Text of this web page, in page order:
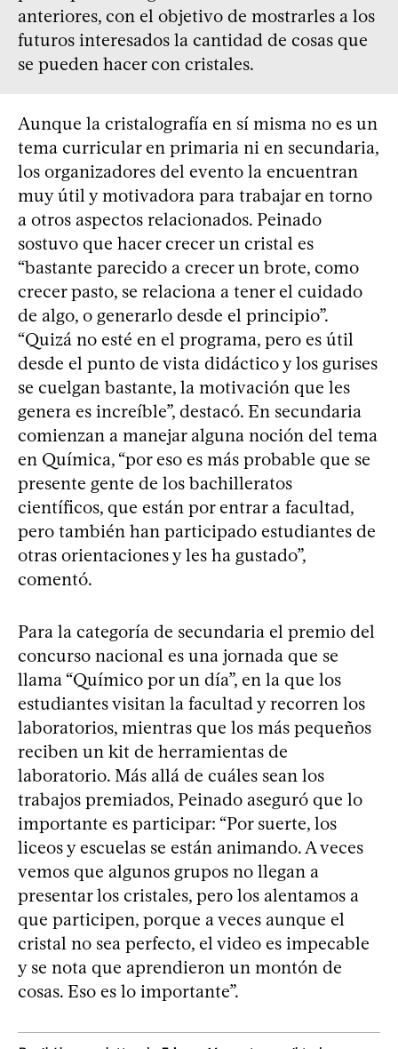
anteriores, con el objetivo de mostrarles a los
futuros interesados la cantidad de cosas que
se pueden hacer con cristales.
Aunque la cristalografía en sí misma no es un
tema curricular en primaria ni en secundaria,
los organizadores del evento la encuentran
muy útil y motivadora para trabajar en torno
a otros aspectos relacionados. Peinado
sostuvo que hacer crecer un cristal es
“bastante parecido a crecer un brote, como
crecer pasto, se relaciona a tener el cuidado
de algo, o generarlo desde el principio”.
“Quizá no esté en el programa, pero es útil
desde el punto de vista didáctico y los gurises
se cuelgan bastante, la motivación que les
genera es increíble”, destacó. En secundaria
comienzan a manejar alguna noción del tema
en Química, “por eso es más probable que se
presente gente de los bachilleratos
científicos, que están por entrar a facultad,
pero también han participado estudiantes de
otras orientaciones y les ha gustado”,
comentó.
Para la categoría de secundaria el premio del
concurso nacional es una jornada que se
llama “Químico por un día”, en la que los
estudiantes visitan la facultad y recorren los
laboratorios, mientras que los más pequeños
reciben un kit de herramientas de
laboratorio. Más allá de cuáles sean los
trabajos premiados, Peinado aseguró que lo
importante es participar: “Por suerte, los
liceos y escuelas se están animando. A veces
vemos que algunos grupos no llegan a
presentar los cristales, pero los alentamos a
que participen, porque a veces aunque el
cristal no sea perfecto, el video es impecable
y se nota que aprendieron un montón de
cosas. Eso es lo importante”.